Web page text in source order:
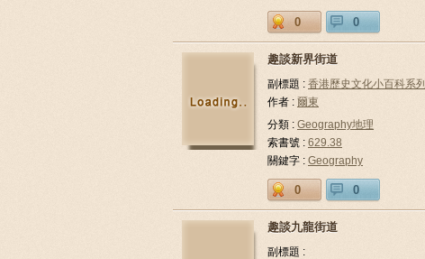
0 0
趣談新界街道
副標題 : 香港歷史文化小百科系列
作者 : 爾東
分類 : Geography地理
索書號 : 629.38
關鍵字 : Geography
0 0
趣談九龍街道
副標題 :